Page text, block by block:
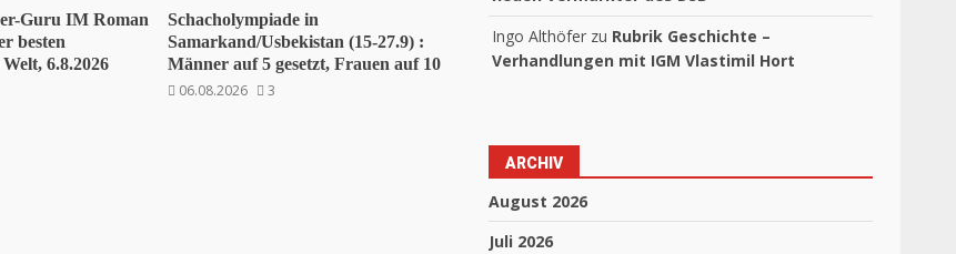
Guru IM Roman
besten
6.8.2026
Schacholympiade in
Samarkand/Usbekistan (15-27.9) :
Männer auf 5 gesetzt, Frauen auf 10
06.08.2026
3
Ingo Althöfer zu Rubrik Geschichte –
Verhandlungen mit IGM Vlastimil Hort
ARCHIV
August 2026
Juli 2026